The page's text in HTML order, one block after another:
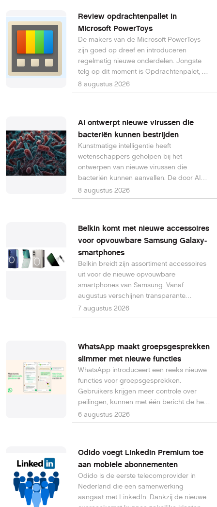
Review opdrachtenpallet in
Microsoft PowerToys
De makers van de Microsoft PowerToys
zijn goed op dreef en introduceren
regelmatig nieuwe onderdelen. Jongste
telg op dit moment is Opdrachtenpalet, en
deze tool is het bekijken waard. Je roept
het na installatie op via de
vervanger voor het Startmenu.
8 augustus 2026
AI ontwerpt nieuwe virussen die
bacteriën kunnen bestrijden
Kunstmatige intelligentie heeft
wetenschappers geholpen bij het
ontwerpen van nieuwe virussen die
bacteriën kunnen aanvallen. De door AI
ontworpen bacteriofagen kunnen mogelijk
een nieuw wapen worden tegen
veiligheid van deze krachtige technologie.
8 augustus 2026
Belkin komt met nieuwe accessoires
voor opvouwbare Samsung Galaxy-
smartphones
Belkin breidt zijn assortiment accessoires
uit voor de nieuwe opvouwbare
smartphones van Samsung. Vanaf
augustus verschijnen transparante
beschermhoesjes voor de Galaxy Z Flip8,
Galaxy Z Fold8 en Galaxy Z Fold8 Ultra. In
voor vouwbare toestellen.
7 augustus 2026
WhatsApp maakt groepsgesprekken
slimmer met nieuwe functies
WhatsApp introduceert een reeks nieuwe
functies voor groepsgesprekken.
Gebruikers krijgen meer controle over
peilingen, kunnen met één bericht de hele
groep waarschuwen en maken
eenvoudiger een nieuwe chat vanuit een
uitgerold.
6 augustus 2026
Odido voegt LinkedIn Premium toe
aan mobiele abonnementen
Odido is de eerste telecomprovider in
Nederland die een samenwerking
aangaat met LinkedIn. Dankzij de nieuwe